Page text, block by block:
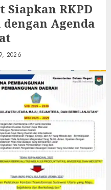
RKPD
Agenda
2026